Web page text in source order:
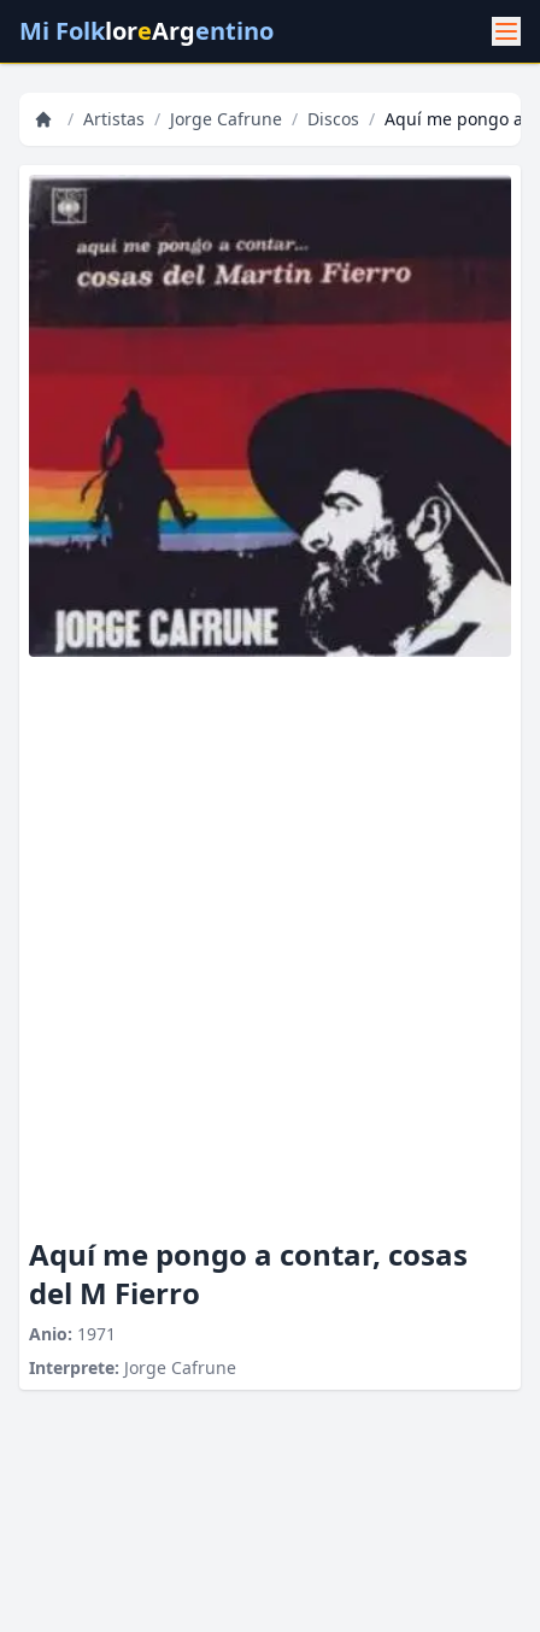
Mi FolkloreArgentino
/ Artistas / Jorge Cafrune / Discos /
Aquí me pongo a contar, cosas
del M Fierro
Anio: 1971
Interprete: Jorge Cafrune